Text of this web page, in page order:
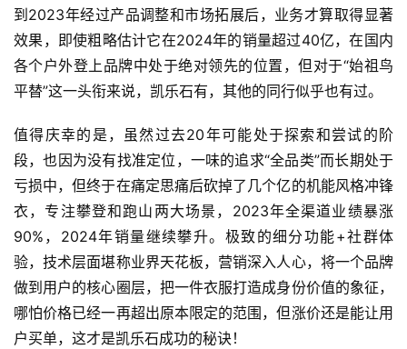
到2023年经过产品调整和市场拓展后，业务才算取得显著
效果，即使粗略估计它在2024年的销量超过40亿，在国内
各个户外登上品牌中处于绝对领先的位置，但对于“始祖鸟
平替”这一头衔来说，凯乐石有，其他的同行似乎也有过。
值得庆幸的是，虽然过去20年可能处于探索和尝试的阶
段，也因为没有找准定位，一味的追求“全品类”而长期处于
亏损中，但终于在痛定思痛后砍掉了几个亿的机能风格冲锋
衣，专注攀登和跑山两大场景，2023年全渠道业绩暴涨
90%，2024年销量继续攀升。极致的细分功能+社群体
验，技术层面堪称业界天花板，营销深入人心，将一个品牌
做到用户的核心圈层，把一件衣服打造成身份价值的象征，
哪怕价格已经一再超出原本限定的范围，但涨价还是能让用
户买单，这才是凯乐石成功的秘诀！